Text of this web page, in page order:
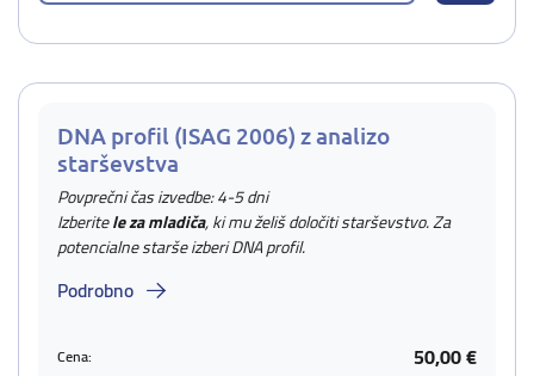
DNA profil (ISAG 2006) z analizo
starševstva
Povprečni čas izvedbe: 4-5 dni
Izberitele za mladiča, ki mu želiš določiti starševstvo. Za
potencialne starše izberi DNA profil.
Podrobno
Cena: 50,00 €